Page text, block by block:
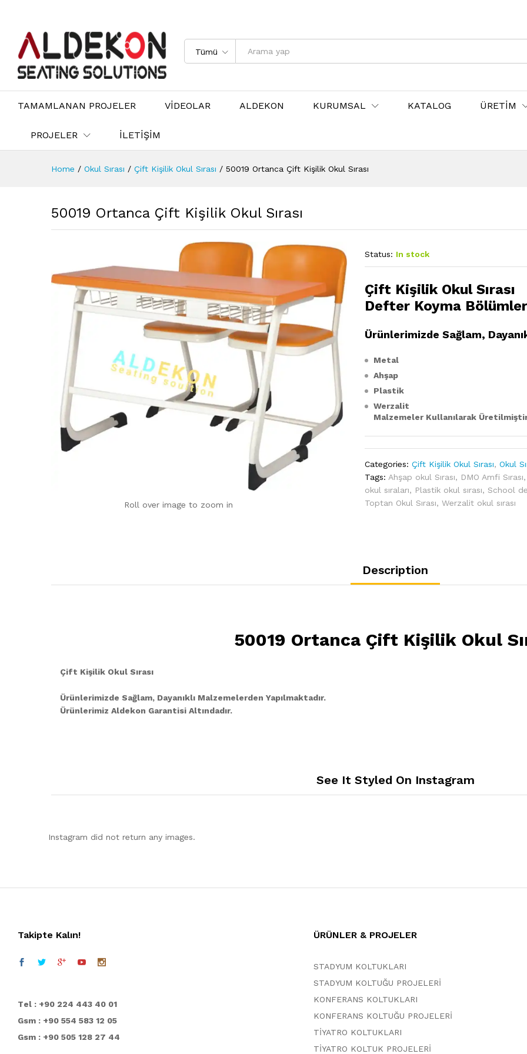
Tümü
TAMAMLANAN PROJELER VİDEOLAR ALDEKON KURUMSAL KATALOG ÜRETİM
PROJELER İLETİŞİM
Home / Okul Sırası / Çift Kişilik Okul Sırası / 50019 Ortanca Çift Kişilik Okul Sırası
50019 Ortanca Çift Kişilik Okul Sırası
Roll over image to zoom in
Status: In stock
Çift Kişilik Okul Sırası
Defter Koyma
Ürünlerimizde Sağlam,
Metal
Ahşap
Plastik
Werzalit
Malzemeler Kullanılarak
Categories:Çift Kişilik Okul Sırası,Okul
Tags: Ahşap okul Sırası, DMO Amfi Sırası
okul sıraları, Plastik okul sırası,School
Toptan Okul Sırası,Werzalit okul sırası
Description
50019 Ortanca Çift Kişilik Okul
Çift Kişilik Okul Sırası
Ürünlerimizde Sağlam, Dayanıklı Malzemelerden Yapılmaktadır.
Ürünlerimiz Aldekon Garantisi Altındadır.
See It Styled On Instagram
Instagram did not return any images.
Takipte Kalın!
Tel : +90 224 443 40 01
Gsm : +90 554 583 12 05
Gsm : +90 505 128 27 44
ÜRÜNLER & PROJELER
STADYUM KOLTUKLARI
STADYUM KOLTUĞU PROJELERİ
KONFERANS KOLTUKLARI
KONFERANS KOLTUĞU PROJELERİ
TİYATRO KOLTUKLARI
TİYATRO KOLTUK PROJELERİ